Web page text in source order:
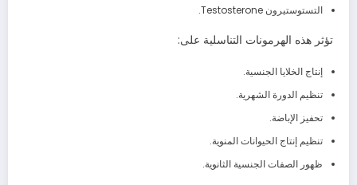
التستوستيرون Testosterone.
تؤثر هذه الهرمونات التناسلية على:
إنتاج الخلايا الجنسية.
تنظيم الدورة الشهرية.
تحفيز الإباضة.
تنظيم إنتاج الحيوانات المنوية.
ظهور الصفات الجنسية الثانوية.